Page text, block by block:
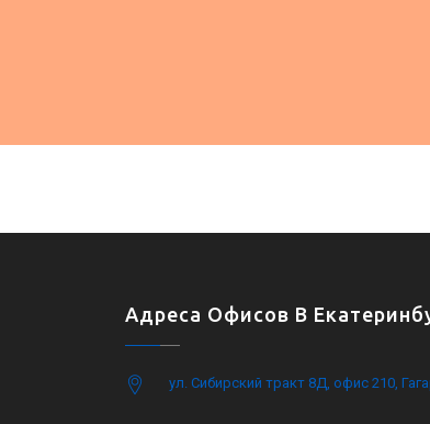
Адреса Офисов В
ул. Сибирский тракт 8Д, офис 210,